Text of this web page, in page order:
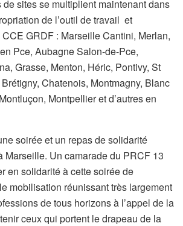
sites se multiplient maintenant dans
de l’outil de travail et
GRDF : Marseille Cantini, Merlan,
Pce, Aubagne Salon-de-Pce,
Grasse, Menton, Héric, Pontivy, St
Chatenois, Montmagny, Blanc
Montpellier et d’autres en
soirée et un repas de solidarité
Marseille. Un camarade du PRCF 13
en solidarité à cette soirée de
mobilisation réunissant très largement
de tous horizons à l’appel de la
ceux qui portent le drapeau de la